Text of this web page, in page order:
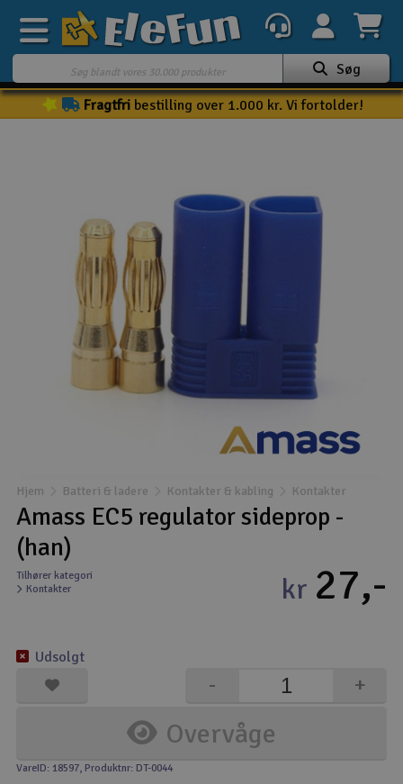
Ugens tilbud
Gavekort
3D-print
Batteri & ladere
Biler
Både
Droner til FPV
Fly
Helikopter
Modelbygg og byggesæt
Motor & tilbehør
Søg
Fragtfribestilling over 1.000 kr. Vi fortolder!
Hjem Batteri & ladere Kontakter & kabling Kontakter
Amass EC5 regulator sideprop -
(han)
Tilhører kategori
Kontakter
kr 27,-
Overvåge
+
-
Udsolgt
VareID: 18597, Produktnr: DT-0044